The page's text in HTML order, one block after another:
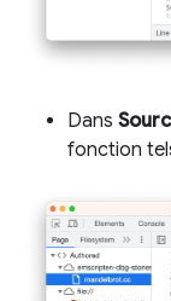
Dans
fonction